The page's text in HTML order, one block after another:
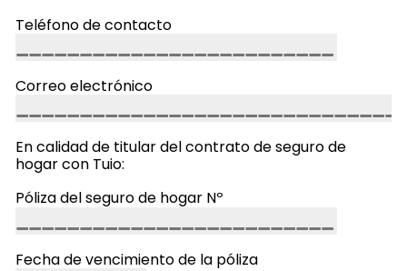
Teléfono de contacto
Correo electrónico
En calidad de titular del contrato de seguro de
hogar con Tuio:
Póliza del seguro de hogar Nº
Fecha de vencimiento de la póliza